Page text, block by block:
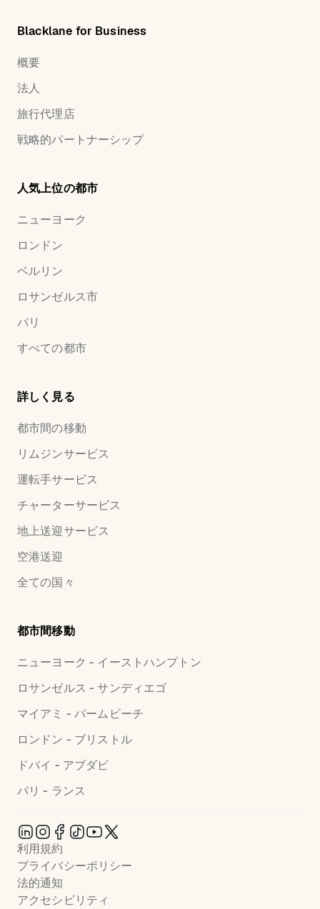
Blacklane for Business
概要
法人
旅行代理店
戦略的パートナーシップ
人気上位の都市
ニューヨーク
ロンドン
ベルリン
ロサンゼルス市
パリ
すべての都市
詳しく見る
都市間の移動
リムジンサービス
運転手サービス
チャーターサービス
地上送迎サービス
空港送迎
全ての国々
都市間移動
ニューヨーク - イーストハンプトン
ロサンゼルス - サンディエゴ
マイアミ - パームビーチ
ロンドン - ブリストル
ドバイ - アブダビ
パリ - ランス
利用規約
プライバシーポリシー
法的通知
アクセシビリティ